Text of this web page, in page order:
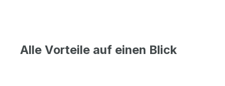
Alle Vorteile auf einen Blick